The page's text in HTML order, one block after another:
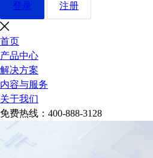
登录 注册
首页
产品中心
解决方案
内容与服务
关于我们
免费热线： 400-888-3128